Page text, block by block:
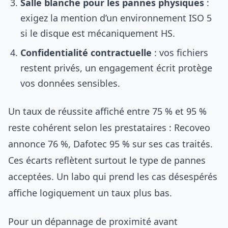
Salle blanche pour les pannes physiques :
exigez la mention d’un environnement ISO 5
si le disque est mécaniquement HS.
Confidentialité contractuelle : vos fichiers
restent privés, un engagement écrit protège
vos données sensibles.
Un taux de réussite affiché entre 75 % et 95 %
reste cohérent selon les prestataires : Recoveo
annonce 76 %, Dafotec 95 % sur ses cas traités.
Ces écarts reflètent surtout le type de pannes
acceptées. Un labo qui prend les cas désespérés
affiche logiquement un taux plus bas.
Pour un dépannage de proximité avant